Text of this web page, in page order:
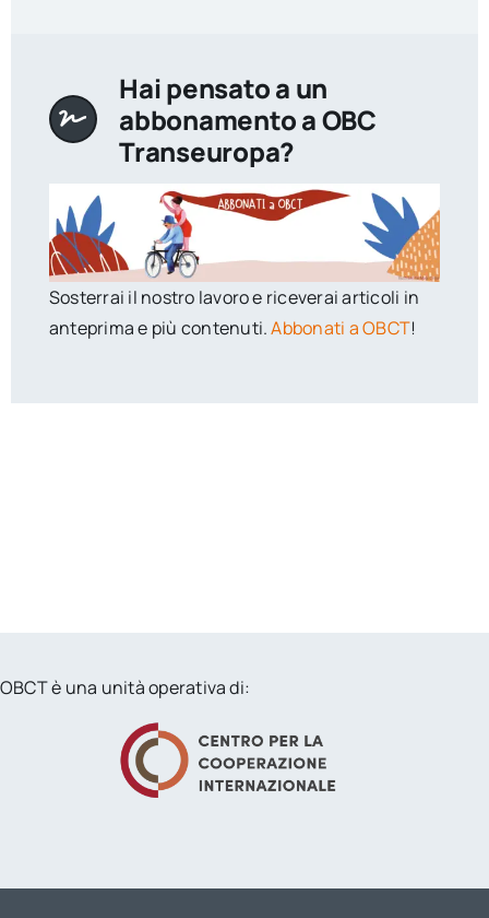
Hai pensato a un
abbonamento a OBC
Transeuropa?
Sosterrai il nostro lavoro e riceverai articoli in
anteprima e più contenuti.Abbonati a OBCT!
OBCT è una unità operativa di: